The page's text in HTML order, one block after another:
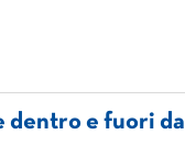
dentro e fuori dal